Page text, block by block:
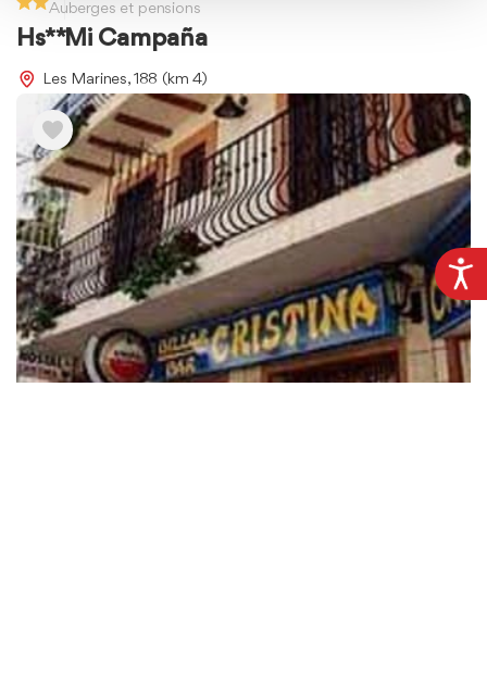
Auberges et pensions
Hs** Mi Campaña
Les Marines, 188 (km 4)